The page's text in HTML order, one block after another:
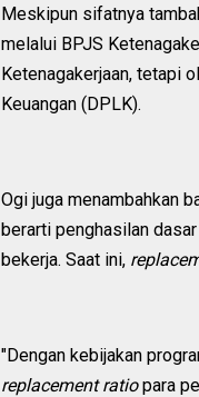
Meskipun sifatnya
melalui BPJS
Ketenagakerjaan, tetapi
Keuangan (DPLK).
Ogi juga menambahkan
berarti penghasilan
bekerja. Saat ini,
"Dengan kebijakan
replacement ratiopara